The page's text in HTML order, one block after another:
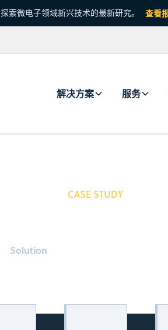
探索微电子领域新兴技术的最新研究。 查看
解决方案 服务
CASE STUDY
Solution